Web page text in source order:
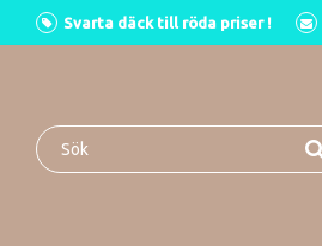
Svarta däck till röda priser !